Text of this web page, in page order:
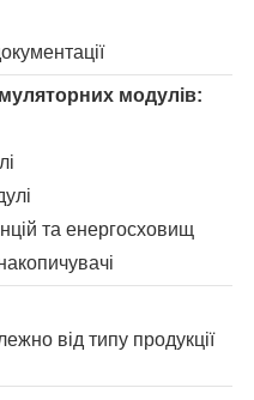
модулів:
та енергосховищ
від типу продукції